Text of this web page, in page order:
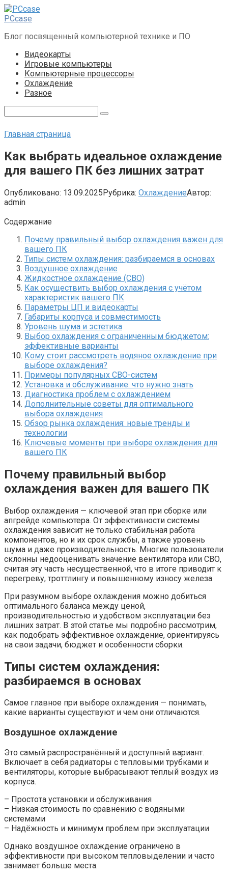
Перейти
к
PCcase
Блог посвященный компьютерной технике и ПО
Видеокарты
Игровые компьютеры
Компьютерные процессоры
Охлаждение
Разное
Главная страница
Как выбрать идеальное охлаждение
для вашего ПК без лишних затрат
Опубликовано: 13.09.2025Рубрика: ОхлаждениеАвтор:
admin
Содержание
Почему правильный выбор охлаждения важен для
вашего ПК
Типы систем охлаждения: разбираемся в основах
Воздушное охлаждение
Жидкостное охлаждение (СВО)
Как осуществить выбор охлаждения с учётом
характеристик вашего ПК
Параметры ЦП и видеокарты
Габариты корпуса и совместимость
Уровень шума и эстетика
Выбор охлаждения с ограниченным бюджетом:
эффективные варианты
Кому стоит рассмотреть водяное охлаждение при
выборе охлаждения?
Примеры популярных СВО-систем
Установка и обслуживание: что нужно знать
Диагностика проблем с охлаждением
Дополнительные советы для оптимального
выбора охлаждения
Обзор рынка охлаждения: новые тренды и
технологии
Ключевые моменты при выборе охлаждения для
вашего ПК
Почему правильный выбор
охлаждения важен для вашего ПК
Выбор охлаждения — ключевой этап при сборке или
апгрейде компьютера. От эффективности системы
охлаждения зависит не только стабильная работа
компонентов, но и их срок службы, а также уровень
шума и даже производительность. Многие пользователи
склонны недооценивать значение вентилятора или СВО,
считая эту часть несущественной, что в итоге приводит к
перегреву, троттлингу и повышенному износу железа.
При разумном выборе охлаждения можно добиться
оптимального баланса между ценой,
производительностью и удобством эксплуатации без
лишних затрат. В этой статье мы подробно рассмотрим,
как подобрать эффективное охлаждение, ориентируясь
на свои задачи, бюджет и особенности сборки.
Типы систем охлаждения:
разбираемся в основах
Самое главное при выборе охлаждения — понимать,
какие варианты существуют и чем они отличаются.
Воздушное охлаждение
Это самый распространённый и доступный вариант.
Включает в себя радиаторы с тепловыми трубками и
вентиляторы, которые выбрасывают тёплый воздух из
корпуса.
– Простота установки и обслуживания
– Низкая стоимость по сравнению с водяными
системами
– Надёжность и минимум проблем при эксплуатации
Однако воздушное охлаждение ограничено в
эффективности при высоком тепловыделении и часто
занимает больше места.